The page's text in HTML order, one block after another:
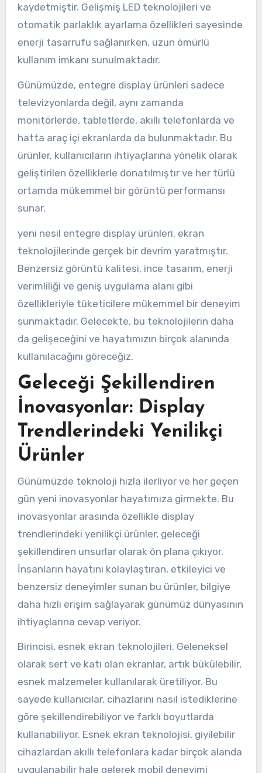
kaydetmiştir. Gelişmiş LED teknolojileri ve
otomatik parlaklık ayarlama özellikleri sayesinde
enerji tasarrufu sağlanırken, uzun ömürlü
kullanım imkanı sunulmaktadır.
Günümüzde, entegre display ürünleri sadece
televizyonlarda değil, aynı zamanda
monitörlerde, tabletlerde, akıllı telefonlarda ve
hatta araç içi ekranlarda da bulunmaktadır. Bu
ürünler, kullanıcıların ihtiyaçlarına yönelik olarak
geliştirilen özelliklerle donatılmıştır ve her türlü
ortamda mükemmel bir görüntü performansı
sunar.
yeni nesil entegre display ürünleri, ekran
teknolojilerinde gerçek bir devrim yaratmıştır.
Benzersiz görüntü kalitesi, ince tasarım, enerji
verimliliği ve geniş uygulama alanı gibi
özellikleriyle tüketicilere mükemmel bir deneyim
sunmaktadır. Gelecekte, bu teknolojilerin daha
da gelişeceğini ve hayatımızın birçok alanında
kullanılacağını göreceğiz.
Geleceği Şekillendiren
İnovasyonlar: Display
Trendlerindeki Yenilikçi
Ürünler
Günümüzde teknoloji hızla ilerliyor ve her geçen
gün yeni inovasyonlar hayatımıza girmekte. Bu
inovasyonlar arasında özellikle display
trendlerindeki yenilikçi ürünler, geleceği
şekillendiren unsurlar olarak ön plana çıkıyor.
İnsanların hayatını kolaylaştıran, etkileyici ve
benzersiz deneyimler sunan bu ürünler, bilgiye
daha hızlı erişim sağlayarak günümüz dünyasının
ihtiyaçlarına cevap veriyor.
Birincisi, esnek ekran teknolojileri. Geleneksel
olarak sert ve katı olan ekranlar, artık bükülebilir,
esnek malzemeler kullanılarak üretiliyor. Bu
sayede kullanıcılar, cihazlarını nasıl istediklerine
göre şekillendirebiliyor ve farklı boyutlarda
kullanabiliyor. Esnek ekran teknolojisi, giyilebilir
cihazlardan akıllı telefonlara kadar birçok alanda
uygulanabilir hale gelerek mobil deneyimi